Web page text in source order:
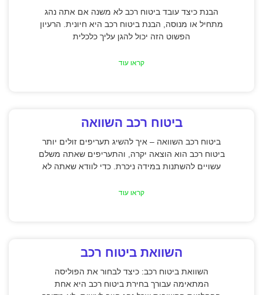
הבנת כיצד עובד ביטוח רכב לא משנה אם אתה נהג
מתחיל או מנוסה, הבנת ביטוח רכב היא חיונית. הרעיון
הפשוט הזה יכול להגן עליך כלכלית
קראו עוד
ביטוח רכב השוואה
ביטוח רכב השוואה – איך להשיג תעריפים זולים יותר
ביטוח רכב הוא הוצאה יקרה, והתעריפים שאתה משלם
עשויים להשתנות במידה ניכרת. כדי לוודא שאתה לא
קראו עוד
השוואת ביטוח רכב
השוואת ביטוח רכב: כיצד לבחור את הפוליסה
המתאימה עבורך בחירת ביטוח רכב היא אחת